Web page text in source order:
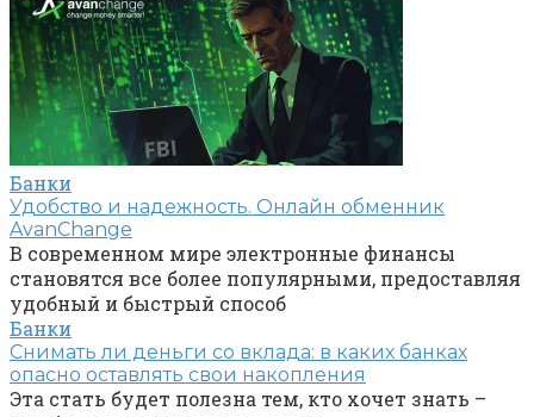
Банки
Удобство и надежность. Онлайн обменник
AvanChange
В современном мире электронные финансы
становятся все более популярными, предоставляя
удобный и быстрый способ
Банки
Снимать ли деньги со вклада: в каких банках
опасно оставлять свои накопления
Эта стать будет полезна тем, кто хочет знать –